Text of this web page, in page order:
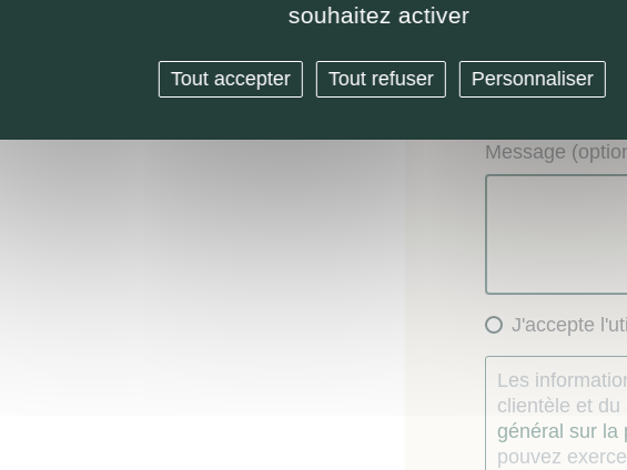
Demande de
Message
J'accepte
Les
clientèle et
général sur la
pouvez
souhaitez activer
Tout accepter Tout refuser Personnaliser